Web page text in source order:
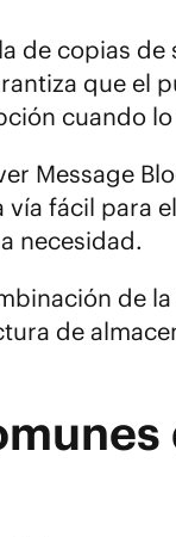
de copias
que el
cuando
Message
fácil para
necesidad.
de la
de